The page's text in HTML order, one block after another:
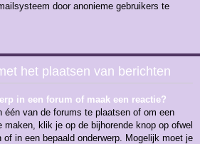
door anonieme gebruikers te
het plaatsen van berichten
in een forum of maak een reactie?
één van de forums te plaatsen of om een
maken, klik je op de bijhorende knop op ofwel
of in een bepaald onderwerp. Mogelijk moet je